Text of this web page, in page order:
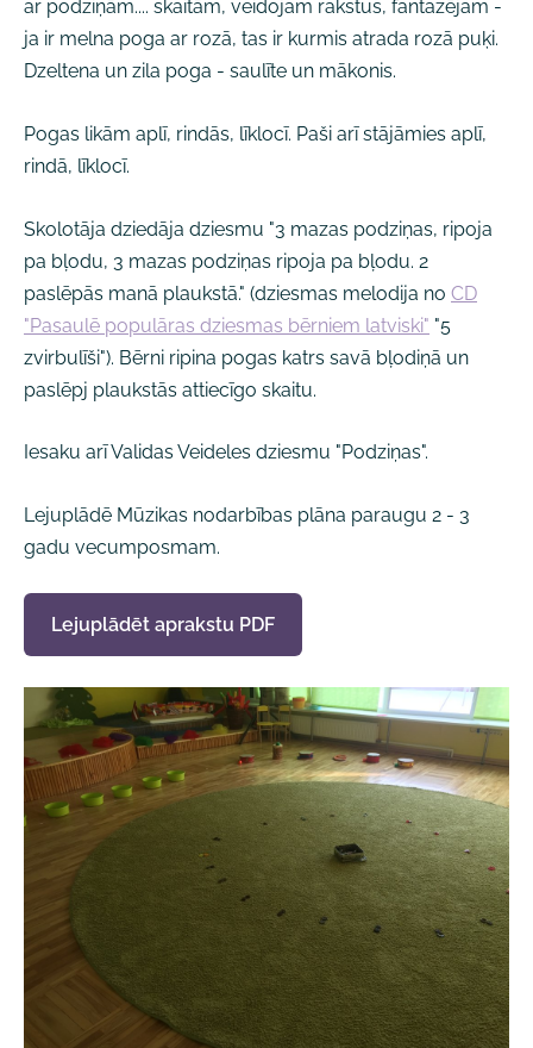
ar podziņām.... skaitām, veidojam rakstus, fantazējam -
ja ir melna poga ar rozā, tas ir kurmis atrada rozā puķi.
Dzeltena un zila poga - saulīte un mākonis.
Pogas likām aplī, rindās, līklocī. Paši arī stājāmies aplī,
rindā, līklocī.
Skolotāja dziedāja dziesmu "3 mazas podziņas, ripoja
pa bļodu, 3 mazas podziņas ripoja pa bļodu. 2
paslēpās manā plaukstā." (dziesmas melodija no CD
"Pasaulē populāras dziesmas bērniem latviski" "5
zvirbulīši"). Bērni ripina pogas katrs savā bļodiņā un
paslēpj plaukstās attiecīgo skaitu.
Iesaku arī Validas Veideles dziesmu "Podziņas".
Lejuplādē Mūzikas nodarbības plāna paraugu 2 - 3
gadu vecumposmam.
Lejuplādēt aprakstu PDF